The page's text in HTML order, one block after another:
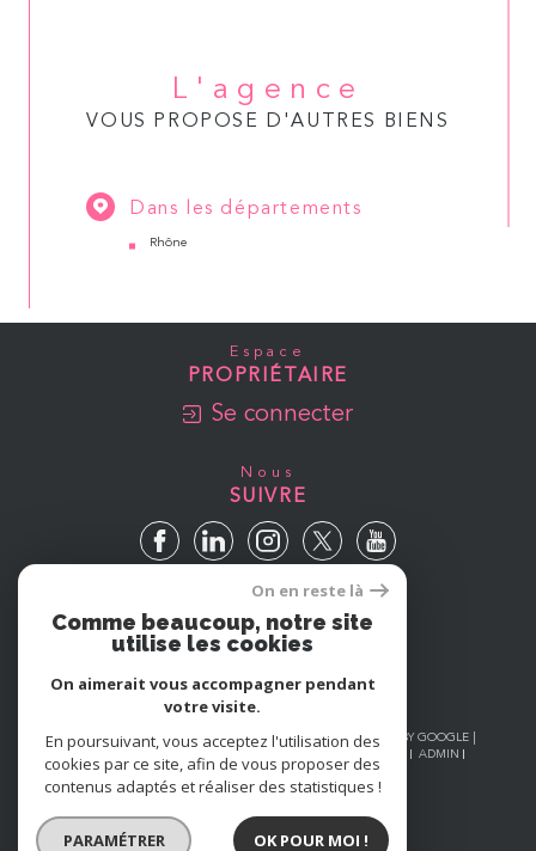
L'agence
VOUS PROPOSE D'AUTRES BIENS
Dans les départements
Rhône
Espace
PROPRIÉTAIRE
Se connecter
Nous
SUIVRE
GOOGLE
© 2026 | TOUS DROITS RÉSERVÉS | TRADUCTION POWERED BY GOOGLE |
PLAN DU SITE
ADMIN
NOS LIENS
POLITIQUE RGPD COOKIES
On en reste là
Comme beaucoup, notre site
utilise les cookies
On aimerait vous accompagner pendant
votre visite.
En poursuivant, vous acceptez l'utilisation des
cookies par ce site, afin de vous proposer des
contenus adaptés et réaliser des statistiques !
PARAMÉTRER OK POUR MOI !